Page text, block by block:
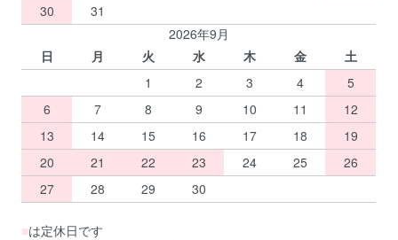
30
31
2026年9月
日
月 火 水 木 金
土
1
2 3 4
5
6
7 8 9 10 11
12
13
14 15 16 17 18
19
20
21 22 23 24 25
26
27
28 29 30
■は定休日です